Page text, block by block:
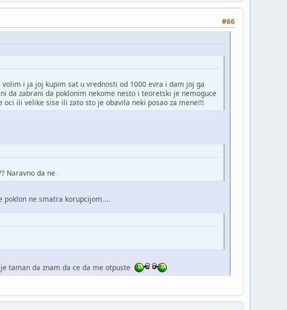
#66
i ja joj kupim sat u vrednosti od 1000 evra i dam joj ga
da zabrani da poklonim nekome nesto i teoretski je nemoguce
ili velike sise ili zato sto je obavila neki posao za mene!!!
Naravno da ne
poklon ne smatra korupcijom....
taman da znam da ce da me otpuste